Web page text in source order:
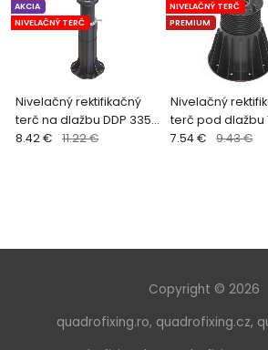
Nivelačný rektifikačný
terč na dlažbu DDP 335-
435 mm
AKCIA
NIVELAČNÝ TERČ
8.42 € 11.22 €
Nivelačný
terč pod dlažbu
mm HERCULES
NIVELAČNÝ TERČ
PREMIUM
7.54 € 9.43 €
Copyright © 2026
quadrofixing.ro, quadrofixing.cz,